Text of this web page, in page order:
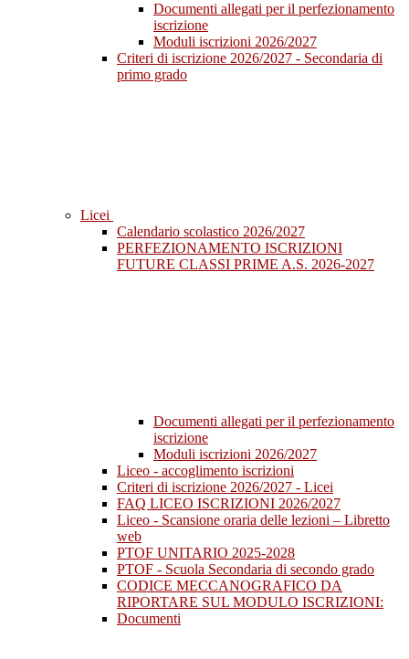
Documenti allegati per il perfezionamento
iscrizione
Moduli iscrizioni 2026/2027
Criteri di iscrizione 2026/2027 - Secondaria di
primo grado
Licei
Calendario scolastico 2026/2027
PERFEZIONAMENTO ISCRIZIONI
FUTURE CLASSI PRIME A.S. 2026-2027
Documenti allegati per il perfezionamento
iscrizione
Moduli iscrizioni 2026/2027
Liceo - accoglimento iscrizioni
Criteri di iscrizione 2026/2027 - Licei
FAQ LICEO ISCRIZIONI 2026/2027
Liceo - Scansione oraria delle lezioni – Libretto
web
PTOF UNITARIO 2025-2028
PTOF - Scuola Secondaria di secondo grado
CODICE MECCANOGRAFICO DA
RIPORTARE SUL MODULO ISCRIZIONI:
Documenti